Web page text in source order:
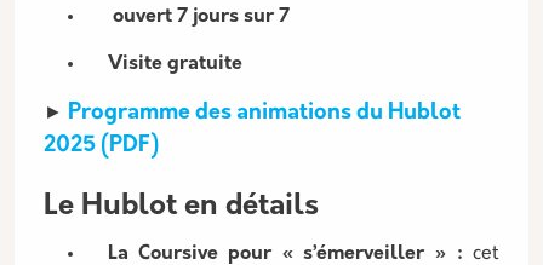
ouvert 7 jours sur 7
Visite gratuite
►
Programme des animations du Hublot
2025 (PDF)
Le Hublot en détails
La Coursive pour « s’émerveiller » : cet